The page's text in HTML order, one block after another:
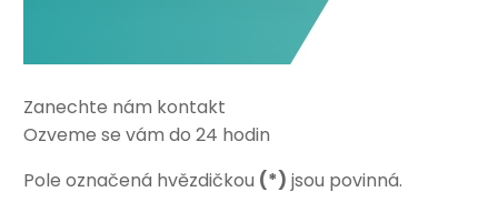
Zanechte nám kontakt
Ozveme se vám do 24 hodin
Pole označená hvězdičkou (*) jsou povinná.